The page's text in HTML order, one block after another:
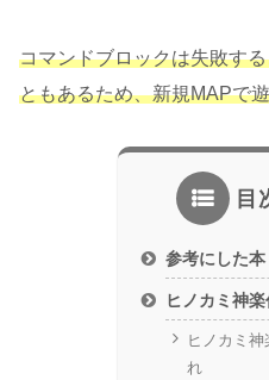
コマンドブロックは失敗す
ともあるため、新規MAPで
目
参考にした本
ヒノカミ神
ヒノカミ
れ